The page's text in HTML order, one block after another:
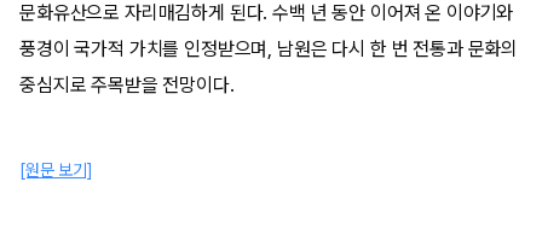
문화유산으로 자리매김하게 된다. 수백 년 동안 이어져 온 이야기와
풍경이 국가적 가치를 인정받으며, 남원은 다시 한 번 전통과 문화의
중심지로 주목받을 전망이다.
[원문 보기]